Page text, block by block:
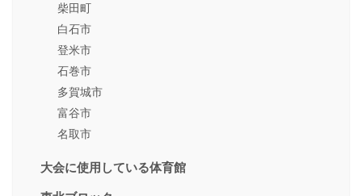
柴田町
白石市
登米市
石巻市
多賀城市
富谷市
名取市
大会に使用している体育館